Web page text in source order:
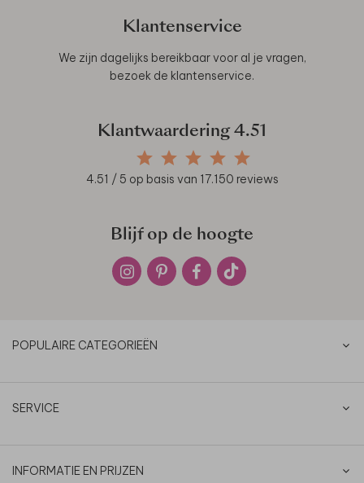
Klantenservice
We zijn dagelijks bereikbaar voor al je vragen,
bezoek de klantenservice.
Klantwaardering 4.51
4.51 / 5 op basis van 17.150 reviews
Blijf op de hoogte
POPULAIRE CATEGORIEËN
SERVICE
INFORMATIE EN PRIJZEN